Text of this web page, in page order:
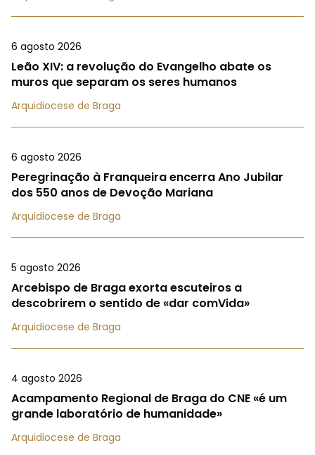
6 agosto 2026
Leão XIV: a revolução do Evangelho abate os
muros que separam os seres humanos
Arquidiocese de Braga
6 agosto 2026
Peregrinação à Franqueira encerra Ano Jubilar
dos 550 anos de Devoção Mariana
Arquidiocese de Braga
5 agosto 2026
Arcebispo de Braga exorta escuteiros a
descobrirem o sentido de «dar comVida»
Arquidiocese de Braga
4 agosto 2026
Acampamento Regional de Braga do CNE «é um
grande laboratório de humanidade»
Arquidiocese de Braga